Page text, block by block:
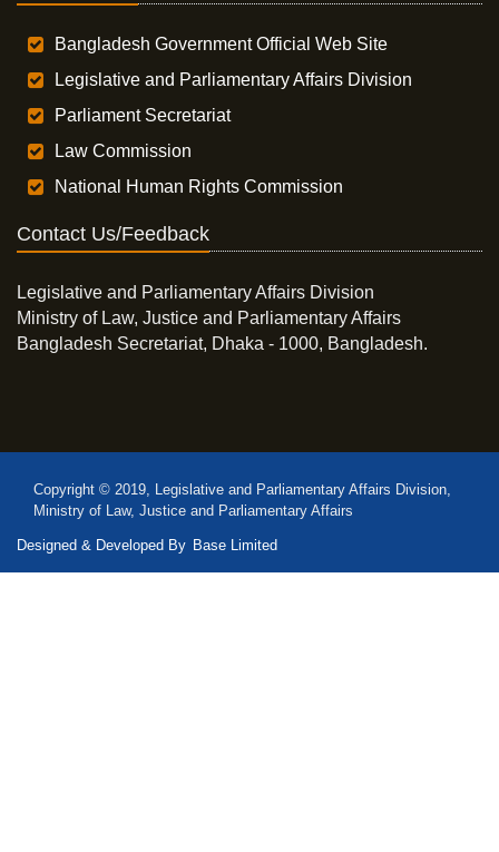
Bangladesh Government Official Web Site
Legislative and Parliamentary Affairs Division
Parliament Secretariat
Law Commission
National Human Rights Commission
Contact Us/Feedback
Legislative and Parliamentary Affairs Division
Ministry of Law, Justice and Parliamentary Affairs
Bangladesh Secretariat, Dhaka - 1000, Bangladesh.
Copyright © 2019, Legislative and Parliamentary Affairs Division,
Ministry of Law, Justice and Parliamentary Affairs
Designed & Developed By Base Limited